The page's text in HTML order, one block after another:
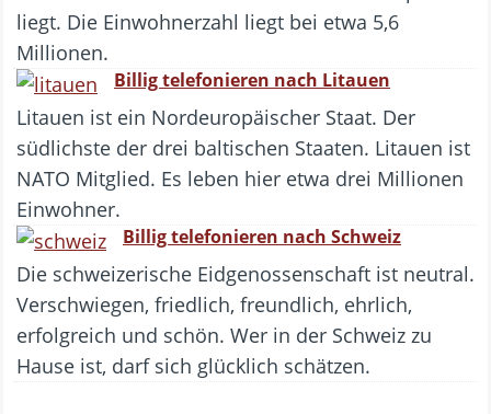
liegt. Die Einwohnerzahl liegt bei etwa 5,6
Millionen.
Billig telefonieren nach Litauen
Litauen ist ein Nordeuropäischer Staat. Der
südlichste der drei baltischen Staaten. Litauen ist
NATO Mitglied. Es leben hier etwa drei Millionen
Einwohner.
Billig telefonieren nach Schweiz
Die schweizerische Eidgenossenschaft ist neutral.
Verschwiegen, friedlich, freundlich, ehrlich,
erfolgreich und schön. Wer in der Schweiz zu
Hause ist, darf sich glücklich schätzen.